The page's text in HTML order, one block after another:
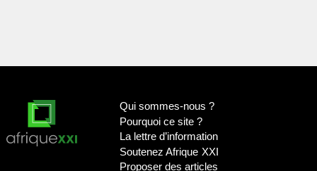
Qui sommes-nous ?
Pourquoi ce site ?
La lettre d’information
Soutenez Afrique XXI
Proposer des articles